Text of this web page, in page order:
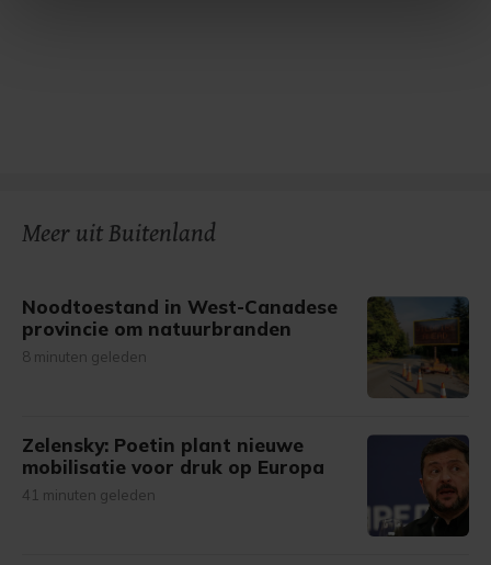
Meer uit Buitenland
Noodtoestand in West-Canadese
provincie om natuurbranden
8 minuten geleden
Zelensky: Poetin plant nieuwe
mobilisatie voor druk op Europa
41 minuten geleden